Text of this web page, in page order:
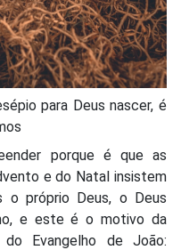
para Deus nascer, é
porque é que as
e do Natal insistem
o próprio Deus, o Deus
e este é o motivo da
Evangelho de João: